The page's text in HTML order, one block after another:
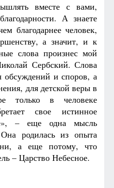
вместе с вами,
А знаете
благодарнее человек,
а значит, и к
слова произнес мой
Сербский. Слова
обсуждений и споров, а
для детской веры в
только в человеке
свое истинное
– еще одна мысль
Она родилась из опыта
а еще потому, что
– Царство Небесное.